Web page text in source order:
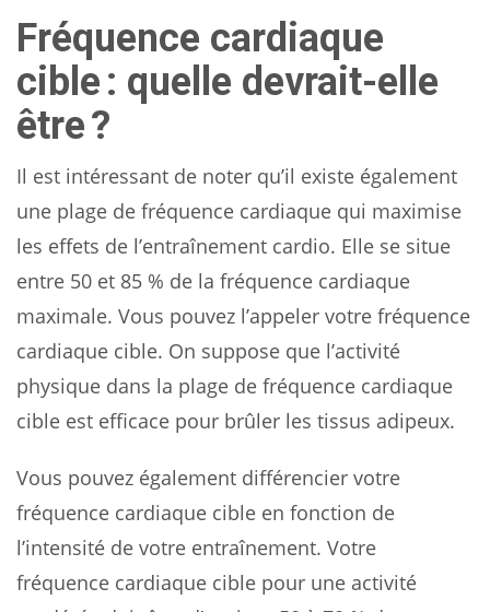
Fréquence cardiaque
cible : quelle devrait-elle
être ?
Il est intéressant de noter qu’il existe également
une plage de fréquence cardiaque qui maximise
les effets de l’entraînement cardio. Elle se situe
entre 50 et 85 % de la fréquence cardiaque
maximale. Vous pouvez l’appeler votre fréquence
cardiaque cible. On suppose que l’activité
physique dans la plage de fréquence cardiaque
cible est efficace pour brûler les tissus adipeux.
Vous pouvez également différencier votre
fréquence cardiaque cible en fonction de
l’intensité de votre entraînement. Votre
fréquence cardiaque cible pour une activité